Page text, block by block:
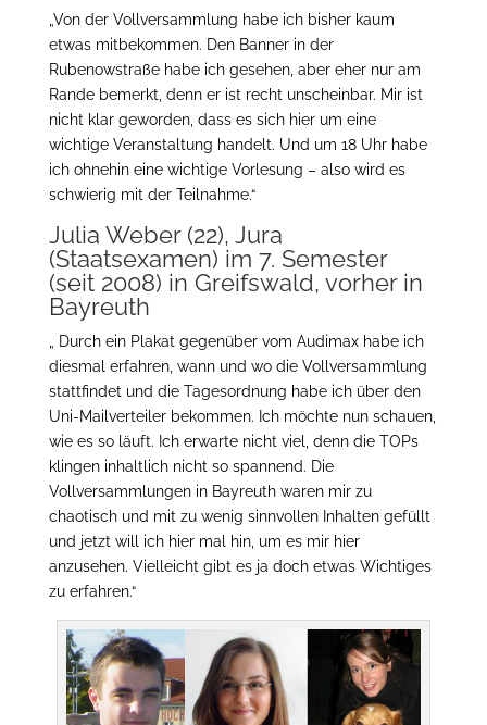
„Von der Vollversammlung habe ich bisher kaum
etwas mitbekommen. Den Banner in der
Rubenowstraße habe ich gesehen, aber eher nur am
Rande bemerkt, denn er ist recht unscheinbar. Mir ist
nicht klar geworden, dass es sich hier um eine
wichtige Veranstaltung handelt. Und um 18 Uhr habe
ich ohnehin eine wichtige Vorlesung – also wird es
schwierig mit der Teilnahme.“
Julia Weber (22), Jura
(Staatsexamen) im 7. Semester
(seit 2008) in Greifswald, vorher in
Bayreuth
„ Durch ein Plakat gegenüber vom Audimax habe ich
diesmal erfahren, wann und wo die Vollversammlung
stattfindet und die Tagesordnung habe ich über den
Uni-Mailverteiler bekommen. Ich möchte nun schauen,
wie es so läuft. Ich erwarte nicht viel, denn die TOPs
klingen inhaltlich nicht so spannend. Die
Vollversammlungen in Bayreuth waren mir zu
chaotisch und mit zu wenig sinnvollen Inhalten gefüllt
und jetzt will ich hier mal hin, um es mir hier
anzusehen. Vielleicht gibt es ja doch etwas Wichtiges
zu erfahren.“